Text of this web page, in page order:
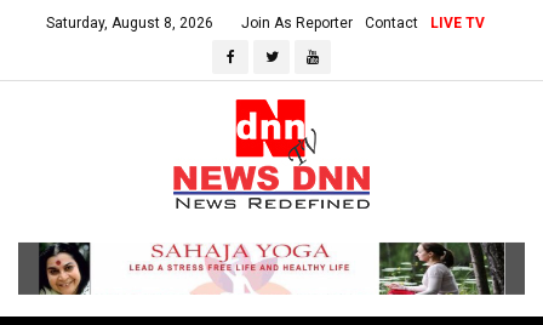
Saturday, August 8, 2026 Join As Reporter Contact LIVE TV